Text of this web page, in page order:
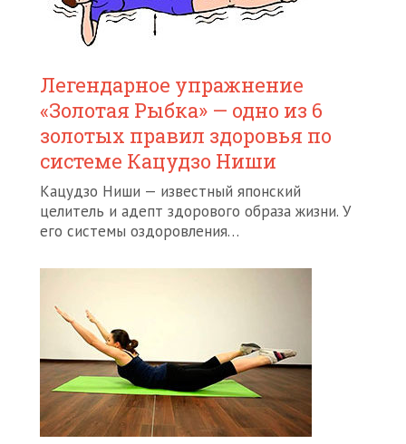
Легендарное упражнение
«Золотая Рыбка» — одно из 6
золотых правил здоровья по
системе Кацудзо Ниши
Кацудзо Ниши — известный японский
целитель и адепт здорового образа жизни. У
его системы оздоровления…